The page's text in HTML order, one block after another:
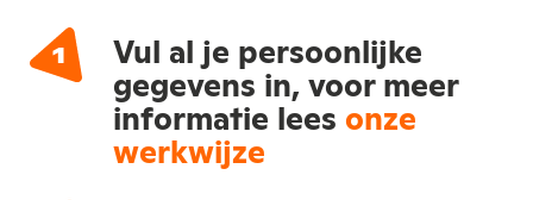
Vul al je persoonlijke
gegevens in, voor meer
informatie lees onze
werkwijze